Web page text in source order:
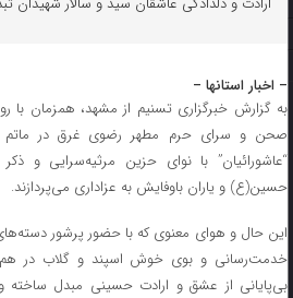
– اخبار استانها –
به گزارش خبرگزاری تسنیم از مشهد، همزمان با
صحن و سرای حرم مطهر رضوی غرق در ماتم
“عاشورائیان” با نوای حزین مرثیه‌سرایی و
حسین(ع) و یاران باوفایش به عزاداری می‌پردازند.
این حال و هوای معنوی که با حضور پرشور
خدمت‌رسانی و بوی خوش اسپند و گلاب در هم
بی‌پایانی از عشق و ارادت حسینی مبدل ساخته